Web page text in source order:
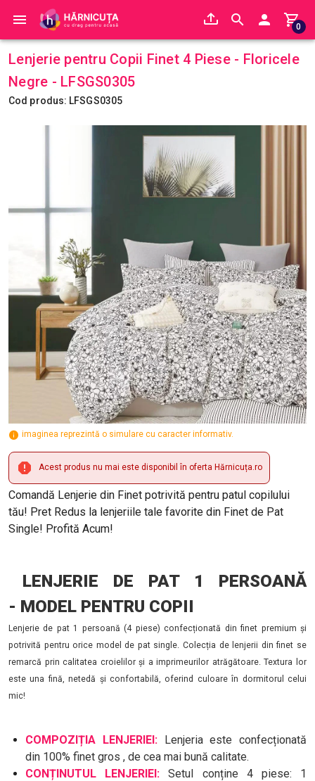
0
Lenjerie pentru Copii Finet 4 Piese - Floricele
Negre - LFSGS0305
Cod produs: LFSGS0305
imaginea reprezintă o simulare cu caracter informativ.
Acest produs nu mai este disponibil în oferta Hărnicuța.ro
Comandă Lenjerie din Finet potrivită pentru patul copilului
tău! Pret Redus la lenjeriile tale favorite din Finet de Pat
Single! Profită Acum!
LENJERIE DE PAT 1 PERSOANĂ
- MODEL PENTRU COPII
Lenjerie de pat 1 persoană (4 piese) confecționată din finet premium și
potrivită pentru orice model de pat single. Colecția de lenjerii din finet se
remarcă prin calitatea croielilor și a imprimeurilor atrăgătoare. Textura lor
este una fină, netedă și confortabilă, oferind culoare în dormitorul celui
mic!
COMPOZIȚIA LENJERIEI: Lenjeria este confecționată
din 100% finet gros , de cea mai bună calitate.
CONȚINUTUL LENJERIEI:Setul conține 4 piese: 1